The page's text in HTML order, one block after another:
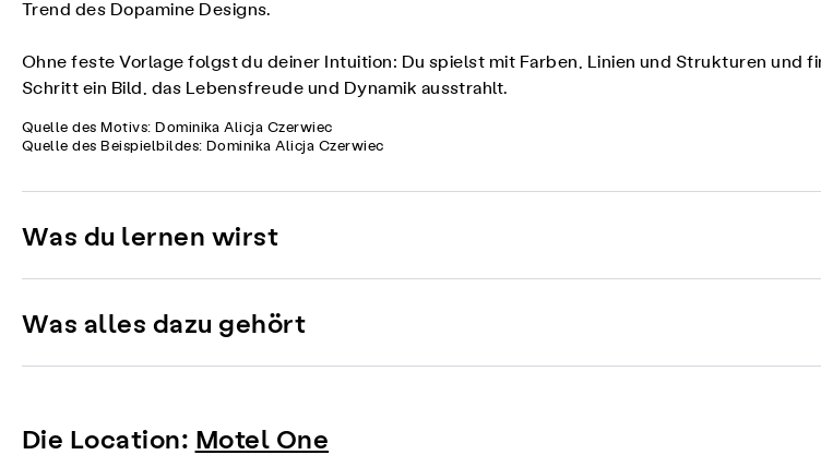
Trend des Dopamine Designs.
Ohne feste Vorlage folgst du deiner Intuition: Du spielst mit Farben, Linien und Strukturen
Schritt ein Bild, das Lebensfreude und Dynamik ausstrahlt.
Quelle des Motivs: Dominika Alicja Czerwiec
Quelle des Beispielbildes: Dominika Alicja Czerwiec
Was du lernen wirst
Was alles dazu gehört
Die Location: Motel One